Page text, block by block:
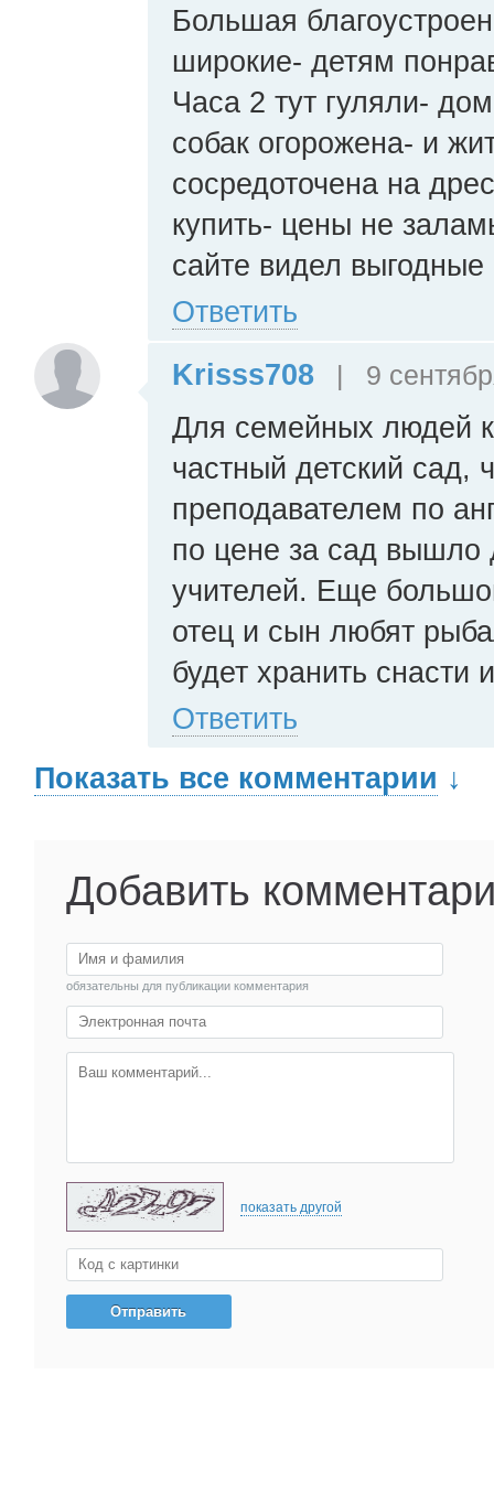
Большая
широкие- детям
Часа 2 тут гуляли-
собак огорожена- и
сосредоточена на
купить- цены не
сайте видел выгодные
Ответить
Krisss708
| 9
Для семейных людей
частный детский сад,
преподавателем по
по цене за сад вышло
учителей. Еще
отец и сын любят
будет хранить снасти
Ответить
Показать все комментарии ↓
Добавить
обязательны для публикации комментария
показать другой